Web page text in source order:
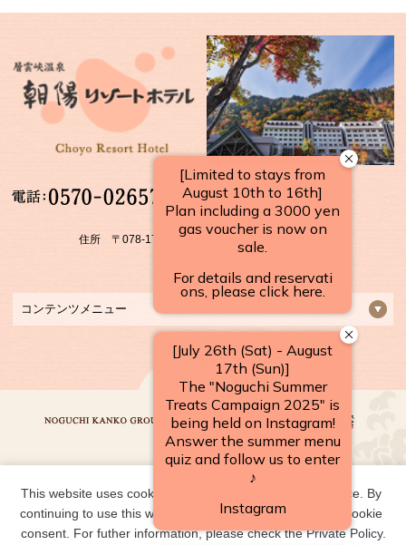
【受付時間】
10：00～17：00
住所 〒078-1701 北海道上川郡 上川町層雲峡温泉
FAX：01658-5-3922
コンテンツメニュー
野口観光グループ一覧
This website uses cookies to improve your user experience. By
continuing to use this website, you have agreed with our cookie
consent. For futher information, please check the Private Policy.